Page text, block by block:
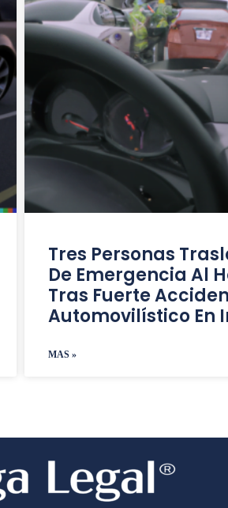
Tres Personas
De Emergencia Al
Tras Fuerte
Automovilístico En
MAS »